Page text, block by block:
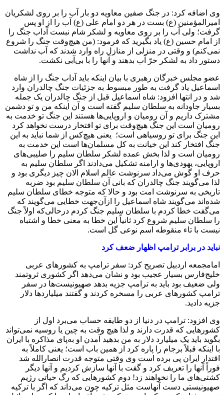
وی اضافه کرد: در جنگ صفین معاویه دو بار آب را بر روی لشکریان
امیرالمؤمنین (ع) بست در هر دو امام علی (ع) آب را از او پس
گرفت؛ ولی آب را بر روی معاویه و لشکر شام نبست آداب جنگ را
از امام حسین (ع) یاد بگیرید که فرمود: (من هیچ‌وقت جنگ را شروع
نمی‌کنم) و وقتی در منزلی از منازل راه وارد شدند که آب نداشت
دستور داد به لشکر حرّ آب بدهند و آنها را با بی‌آبی نکشت.
عضو مجلس خبرگان رهبری با بیان اینکه باید آداب جنگ را از شاه
اسماعیل یاد گرفت به طور مبسوط به جزئیات جنگ چالدران وارد
شد و در انتها افزود: شاه اسماعیل قبل از جنگ چالدران یک جمله
بسیار جاودانه به سلطان سلیم گفته است و آن اینکه من و تو دشمن
مشترک داریم و آن رومیان و اروپایی‌ها هستند این جنگ تو خدمت به
رومیان است این جنگ هیچ‌وقت برای تو افتخار درست نخواهد کرد
این جنگ برای تو روسیاهی است؛ یعنی هیچ‌کس از شما نباید به این
جنگ افتخار کند این خیانت به کل مسلمان‌ها است این خدمت به
رومیان است و لذا بخش عمده لشکر سلطان سلیم را صلیبی‌های
اروپایی، یهودی‌ها و ارامنه تشکیل می‌دادند اگر سلطان سلیم به
حرف او گوش می‌داد سرنوشت عالم اسلام الان چیز دیگری بود و
لذا می‌گویند جنگ چالدران که بانی آن سلطان سلیم بود ضربه
تاریخی به سرنوشت امت بود و حالا که متوجه خطای سلطان سلیم
شده‌اند می‌گویند شاه اسماعیل را ازآن‌جهت خطایی می‌گویند که
می‌گفت خطا کردم با سلطان سلیم جنگ کردم درحالی‌که اولاً جنگ
را سلطان سلیم شروع کرد ثانیاً این خطا به معنی خطا و اشتباه
نیست با تاء منقوطه اسم نوعی گل است.
نباید در برابر ترامپ اظهار ضعف کرد
امام‎جمعه اردبیل تصریح کرد: سفر ترامپ به کشورهای عربی
خلیج‌فارس بسیار عجیب بود و نشان می‌دهد اگر کشوری ثروتمند
ولی ضعیف بود باید به ترامپ جزیه بدهد صهیونیست‌ها در سفر
ترامپ کشورهای عربی را مسخره کردند و گفتند میلیاردها دلار
جزیه دادید.
وی افزود: ترامپ در دنیا از دو طایفه حساب می‌برد اول از
کشورهایی که قدرت دارند و لذا هیچ وقت به چین یا روسیه نمی‌تواند
بگوید باید یک میلیارد دلار به من بدهید آمدن او به‌پای مذاکره با ایران
با اینکه قبلاً برجام را پاره کرد از همین باب است؛ یعنی کاملاً به
اقتدار ایران پی برده است وی وقتی متوجه قدرت انصارالله شد
فوراً آنها را تعریف کرد و گفت با آنها سازش کردیم و آنها دیگر
کشتی‌های ما را نخواهند زد! دوم کشورهایی که رگ حیاتی رژیم
صهیونیستی دست آنهاست مثل ترکیه چون می‌داند که اگر با ترکیه